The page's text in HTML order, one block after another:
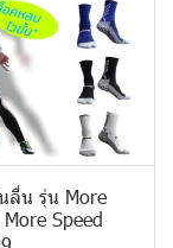
ลื่น รุ่น More
Speed